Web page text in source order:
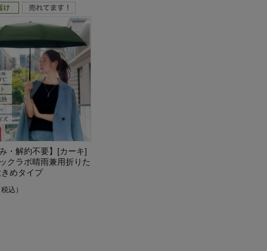
・解約不要】[カーキ]
クラボ晴雨兼用折りた
めタイプ
税込）